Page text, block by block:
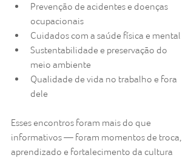
Prevenção de acidentes e doenças
ocupacionais
Cuidados com a saúde física e mental
Sustentabilidade e preservação do
meio ambiente
Qualidade de vida no trabalho e fora
dele
Esses encontros foram mais do que
informativos — foram momentos de troca,
aprendizado e fortalecimento da cultura